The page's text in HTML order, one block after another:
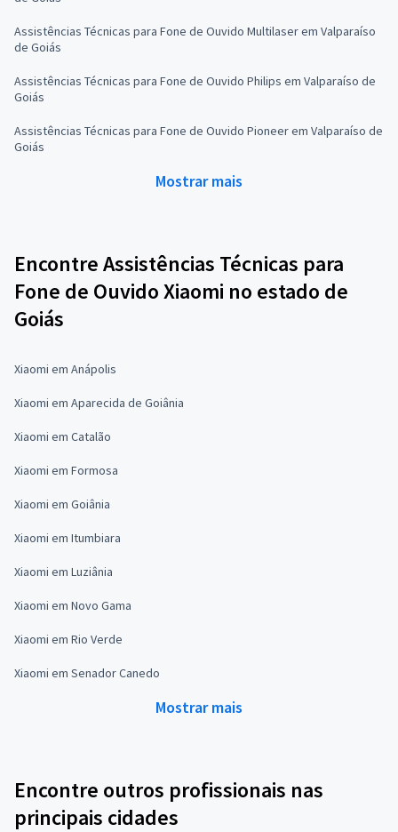
Assistências Técnicas para Fone de Ouvido Multilaser em Valparaíso
de Goiás
Assistências Técnicas para Fone de Ouvido Philips em Valparaíso de
Goiás
Assistências Técnicas para Fone de Ouvido Pioneer em Valparaíso de
Goiás
Mostrar mais
Encontre Assistências Técnicas para
Fone de Ouvido Xiaomi no estado de
Goiás
Xiaomi em Anápolis
Xiaomi em Aparecida de Goiânia
Xiaomi em Catalão
Xiaomi em Formosa
Xiaomi em Goiânia
Xiaomi em Itumbiara
Xiaomi em Luziânia
Xiaomi em Novo Gama
Xiaomi em Rio Verde
Xiaomi em Senador Canedo
Mostrar mais
Encontre outros profissionais nas
principais cidades